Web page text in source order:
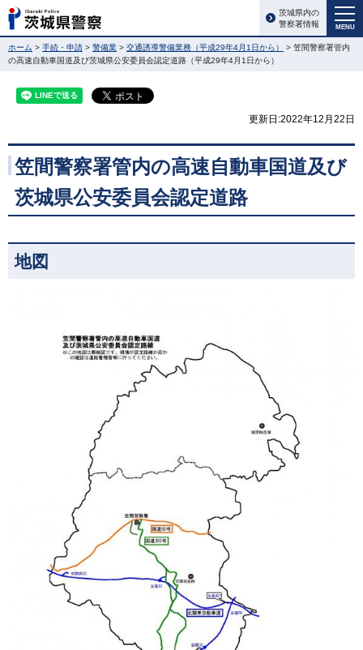
MENU
茨城県内の
警察署情報
ホーム > 手続・申請 > 警備業 > 交通誘導警備業務（平成29年4月1日から）
> 笠間警察署管内
の高速自動車国道及び茨城県公安委員会認定道路（平成29年4月1日から）
更新日:2022年12月22日
笠間警察署管内の高速自動車国道及び
茨城県公安委員会認定道路
地図